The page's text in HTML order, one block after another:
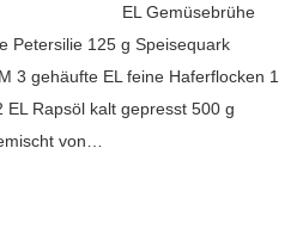
EL Gemüsebrühe
Petersilie 125 g Speisequark
3 gehäufte EL feine Haferflocken 1
Rapsöl kalt gepresst 500 g
von…